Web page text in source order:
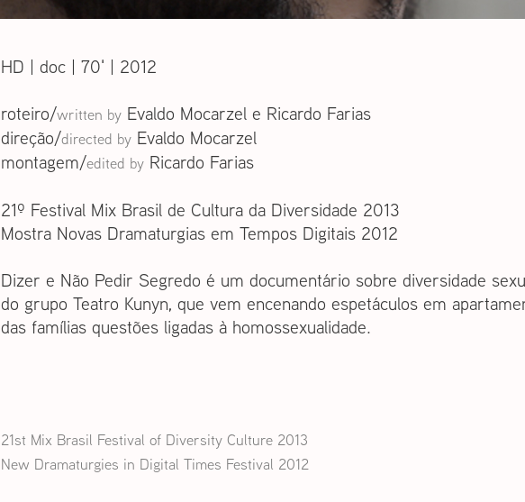
HD | doc | 70' | 2012
roteiro/written by Evaldo Mocarzel e Ricardo Farias
direção/directed byEvaldo Mocarzel
montagem/edited byRicardo Farias
21º Festival Mix Brasil de Cultura da Diversidade 2013
Mostra Novas Dramaturgias em Tempos Digitais 2012
Dizer e Não Pedir Segredo é um documentário sobre diversidade
do grupo Teatro Kunyn, que vem encenando espetáculos em
das famílias questões ligadas à homossexualidade.
21st Mix Brasil Festival of Diversity Culture 2013
New Dramaturgies in Digital Times Festival 2012